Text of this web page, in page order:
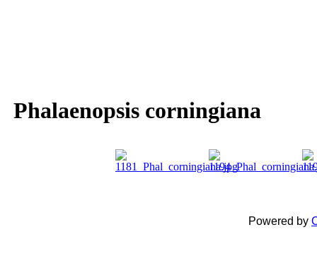
Phalaenopsis corningiana
Powered by